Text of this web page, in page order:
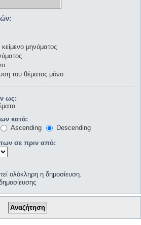
μηνύματος
του θέματος μόνο
ως:
κατά:
Ascending
Descending
σε πριν από:
ολόκληρη η δημοσίευση.